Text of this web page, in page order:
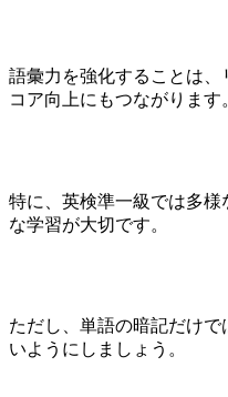
語彙力を強化することは
コア向上にもつながります
特に、英検準一級では多
な学習が大切です。
ただし、単語の暗記だけ
いようにしましょう。